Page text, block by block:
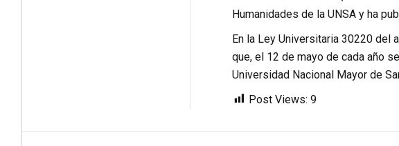
Humanidades de la UNSA y ha
En la Ley Universitaria 30220
que, el 12 de mayo de cada año
Universidad Nacional Mayor de
Post Views: 9